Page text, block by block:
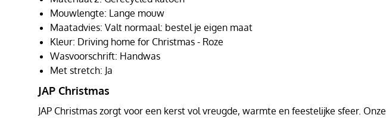
Mouwlengte: Lange mouw
Maatadvies: Valt normaal: bestel je eigen maat
Kleur: Driving home for Christmas - Roze
Wasvoorschrift: Handwas
Met stretch: Ja
JAP Christmas
JAP Christmas zorgt voor een kerst vol vreugde, warmte en feestelijke sfeer. Onze